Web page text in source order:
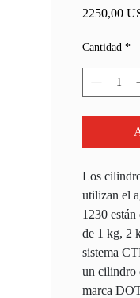
2250,00
Cantidad *
Los
utilizan el
1230
de 1 kg, 2
sistema
un cilindro
marca